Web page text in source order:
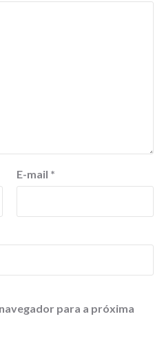
E-mail *
para a próxima